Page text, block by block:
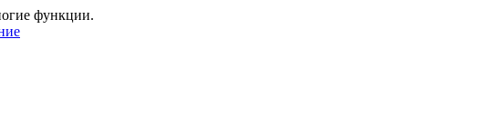
функции.